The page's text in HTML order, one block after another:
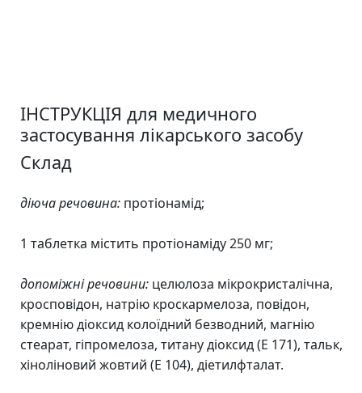
ІНСТРУКЦІЯ для медичного
застосування лікарського засобу
Склад
діюча речовина: протіонамід;
1 таблетка містить протіонаміду 250 мг;
допоміжні речовини: целюлоза мікрокристалічна,
кросповідон, натрію кроскармелоза, повідон,
кремнію діоксид колоїдний безводний, магнію
стеарат, гіпромелоза, титану діоксид (Е 171), тальк,
хіноліновий жовтий (Е 104), діетилфталат.